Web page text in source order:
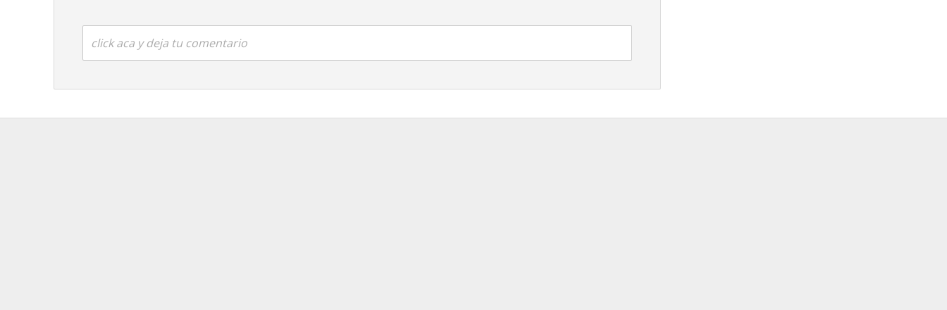
click aca y deja tu comentario